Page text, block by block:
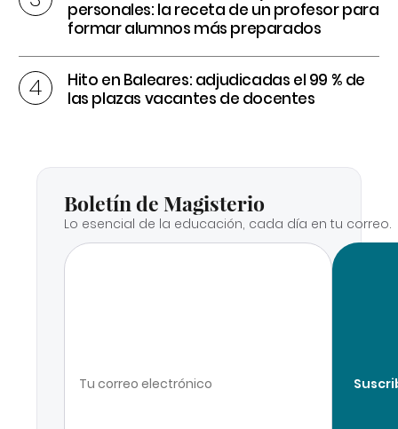
personales: la receta de un profesor para
formar alumnos más preparados
Hito en Baleares: adjudicadas el 99 % de
las plazas vacantes de docentes
Boletín de Magisterio
Lo esencial de la educación, cada día en tu correo.